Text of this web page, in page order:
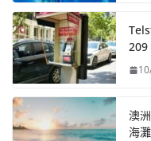
209
澳
海